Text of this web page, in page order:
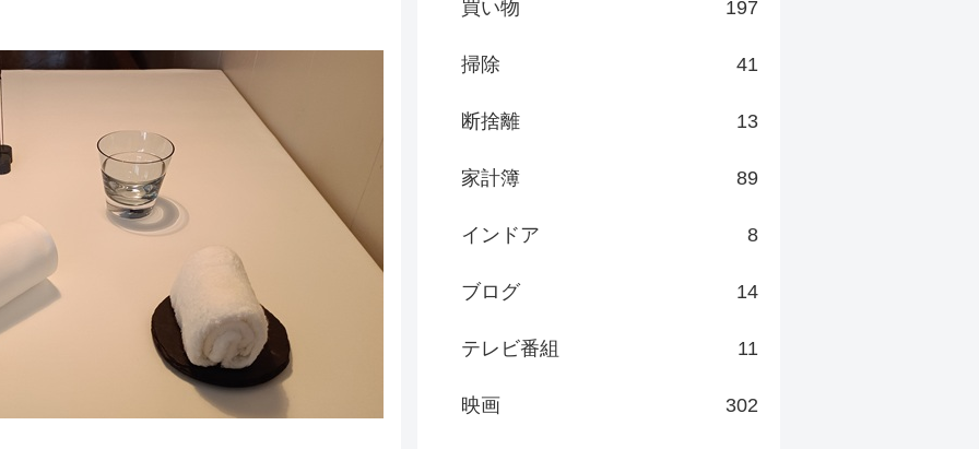
買い物 197
掃除 41
断捨離 13
家計簿 89
インドア 8
ブログ 14
テレビ番組 11
映画 302